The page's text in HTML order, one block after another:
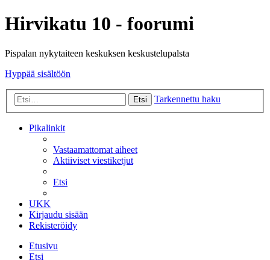
Hirvikatu 10 - foorumi
Pispalan nykytaiteen keskuksen keskustelupalsta
Hyppää sisältöön
Etsi Tarkennettu haku
Pikalinkit
Vastaamattomat aiheet
Aktiiviset viestiketjut
Etsi
UKK
Kirjaudu sisään
Rekisteröidy
Etusivu
Etsi